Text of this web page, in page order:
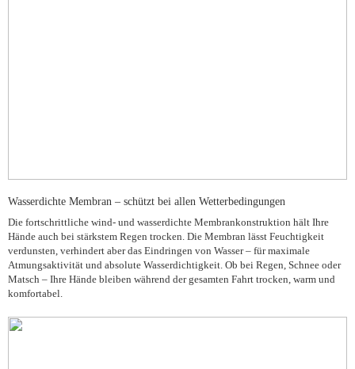
Wasserdichte Membran – schützt bei allen Wetterbedingungen
Die fortschrittliche wind- und wasserdichte Membrankonstruktion hält Ihre
Hände auch bei stärkstem Regen trocken. Die Membran lässt Feuchtigkeit
verdunsten, verhindert aber das Eindringen von Wasser – für maximale
Atmungsaktivität und absolute Wasserdichtigkeit. Ob bei Regen, Schnee oder
Matsch – Ihre Hände bleiben während der gesamten Fahrt trocken, warm und
komfortabel.